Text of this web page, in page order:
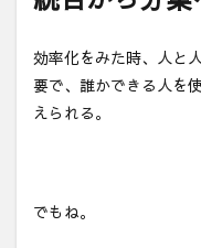
効率化をみた時、人と
要で、誰かできる人を
えられる。
でもね。